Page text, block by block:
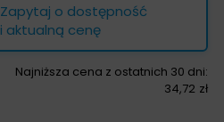
Zapytaj o dostępność
i aktualną cenę
Najniższa cena z ostatnich 30 dni:
34,72 zł